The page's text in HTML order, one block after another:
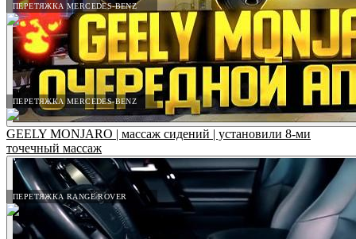
ПЕРЕТЯЖКА MERCEDES-BENZ
ПЕРЕТЯЖКА MERCEDES-BENZ
ПЕРЕТЯЖКА RANGE ROVER
GEELY MONJARO | массаж сидений | установили 8-ми
точечный массаж